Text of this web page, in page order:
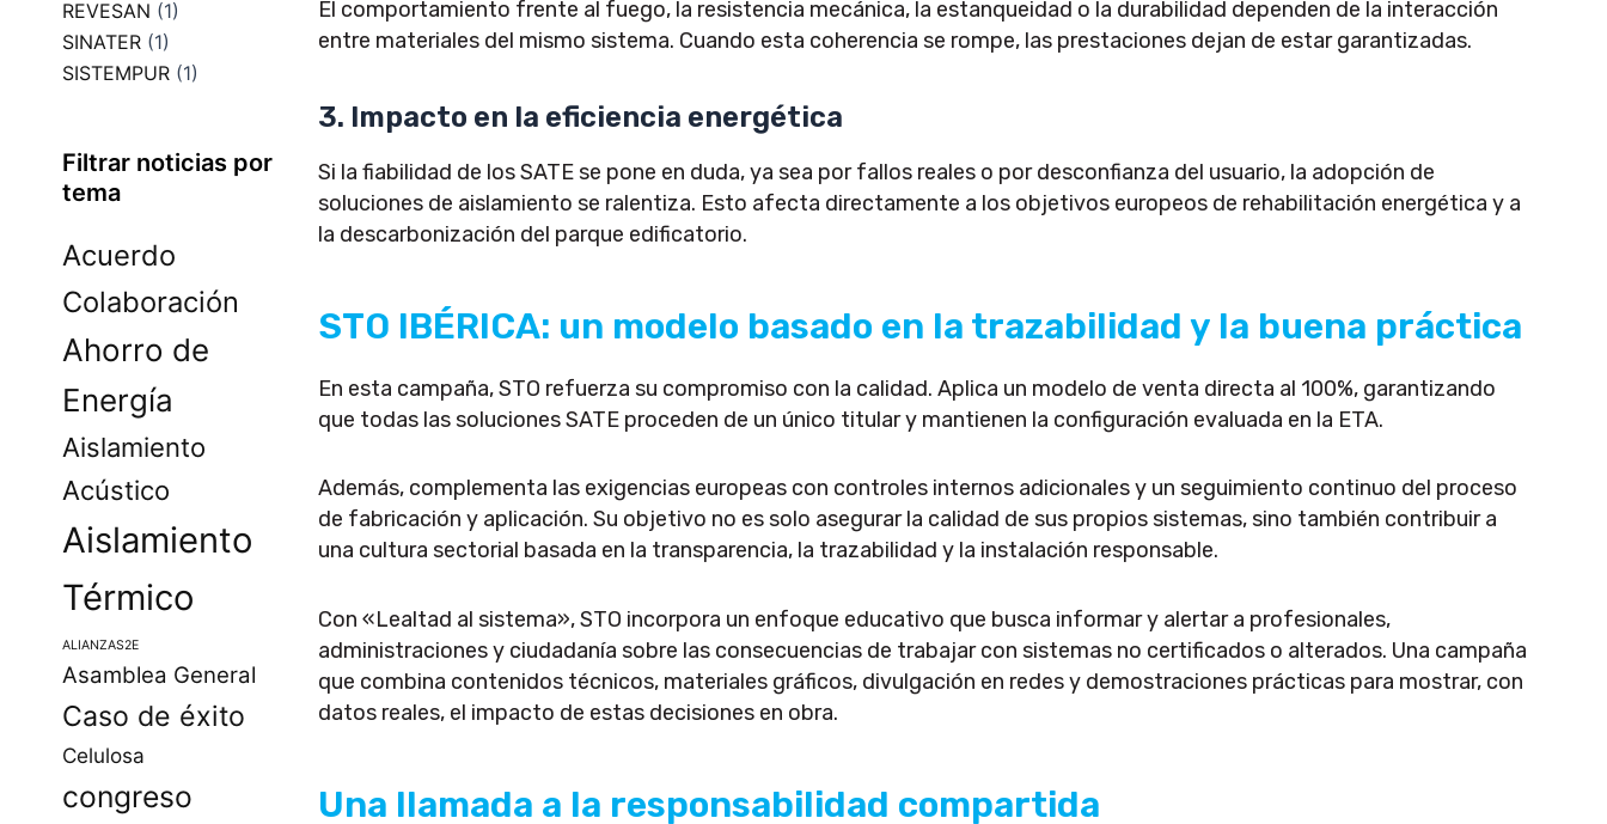
REVESAN (1)
SINATER (1)
SISTEMPUR (1)
Filtrar noticias por
tema
Acuerdo
Colaboración
Ahorro de
Energía
Aislamiento
Acústico
Aislamiento
Térmico
ALIANZAS2E
Asamblea General
Caso de éxito
Celulosa
congreso
El comportamiento frente al fuego, la resistencia mecánica, la estanqueidad o la durabilidad dependen de la interacción
entre materiales del mismo sistema. Cuando esta coherencia se rompe, las prestaciones dejan de estar garantizadas.
3. Impacto en la eficiencia energética
Si la fiabilidad de los SATE se pone en duda, ya sea por fallos reales o por desconfianza del usuario, la adopción de
soluciones de aislamiento se ralentiza. Esto afecta directamente a los objetivos europeos de rehabilitación energética y a
la descarbonización del parque edificatorio.
STO IBÉRICA: un modelo basado en la trazabilidad y la buena práctica
En esta campaña, STO refuerza su compromiso con la calidad. Aplica un modelo de venta directa al 100%, garantizando
que todas las soluciones SATE proceden de un único titular y mantienen la configuración evaluada en la ETA.
Además, complementa las exigencias europeas con controles internos adicionales y un seguimiento continuo del proceso
de fabricación y aplicación. Su objetivo no es solo asegurar la calidad de sus propios sistemas, sino también contribuir a
una cultura sectorial basada en la transparencia, la trazabilidad y la instalación responsable.
Con «Lealtad al sistema», STO incorpora un enfoque educativo que busca informar y alertar a profesionales,
administraciones y ciudadanía sobre las consecuencias de trabajar con sistemas no certificados o alterados. Una campaña
que combina contenidos técnicos, materiales gráficos, divulgación en redes y demostraciones prácticas para mostrar, con
datos reales, el impacto de estas decisiones en obra.
Una llamada a la responsabilidad compartida